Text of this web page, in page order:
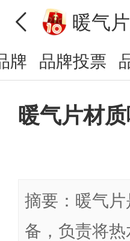
暖气片
牌 品牌投票
暖气片材
摘要：暖气
备，负责将